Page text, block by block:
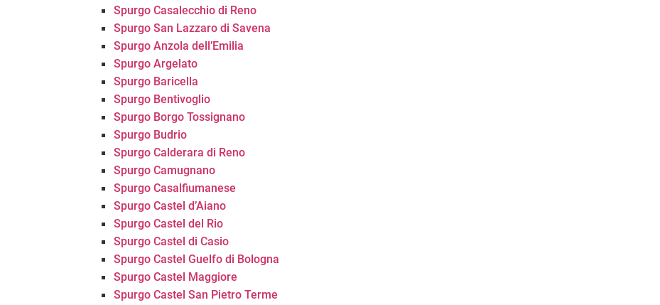
Spurgo Casalecchio di Reno
Spurgo San Lazzaro di Savena
Spurgo Anzola dell’Emilia
Spurgo Argelato
Spurgo Baricella
Spurgo Bentivoglio
Spurgo Borgo Tossignano
Spurgo Budrio
Spurgo Calderara di Reno
Spurgo Camugnano
Spurgo Casalfiumanese
Spurgo Castel d’Aiano
Spurgo Castel del Rio
Spurgo Castel di Casio
Spurgo Castel Guelfo di Bologna
Spurgo Castel Maggiore
Spurgo Castel San Pietro Terme